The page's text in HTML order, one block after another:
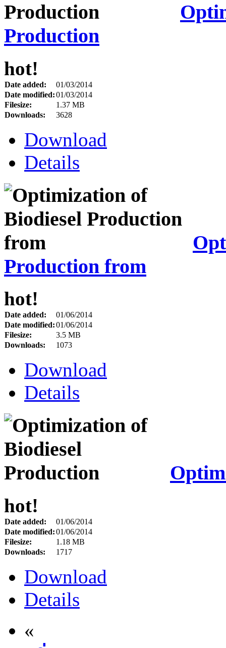
Production
hot!
Date added:
01/03/2014
Date modified:01/03/2014
Filesize:
1.37 MB
Downloads:
3628
Download
Details
Production from
hot!
Date added:
01/06/2014
Date modified:01/06/2014
Filesize:
3.5 MB
Downloads:
1073
Download
Details
hot!
Date added:
01/06/2014
Date modified:01/06/2014
Filesize:
1.18 MB
Downloads:
1717
Download
Details
«